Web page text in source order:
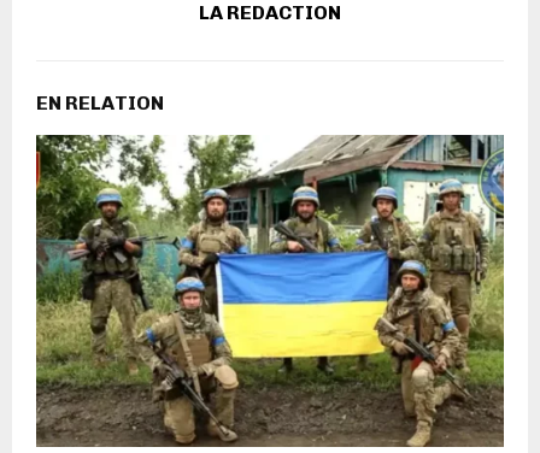
LA REDACTION
EN RELATION